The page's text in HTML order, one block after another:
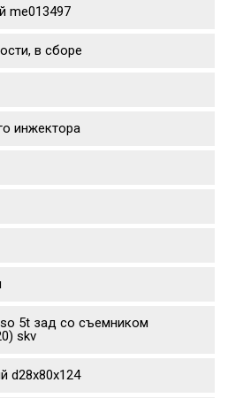
me013497
в сборе
инжектора
5t зад со съемником
skv
d28x80x124